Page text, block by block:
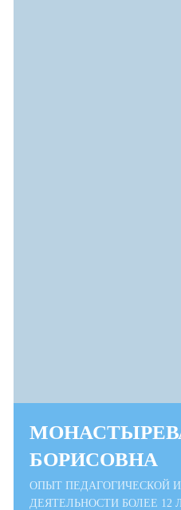
БОРИСОВНА
ОПЫТ ПЕДАГОГИЧЕСКОЙ
ДЕЯТЕЛЬНОСТИ БОЛЕЕ 12